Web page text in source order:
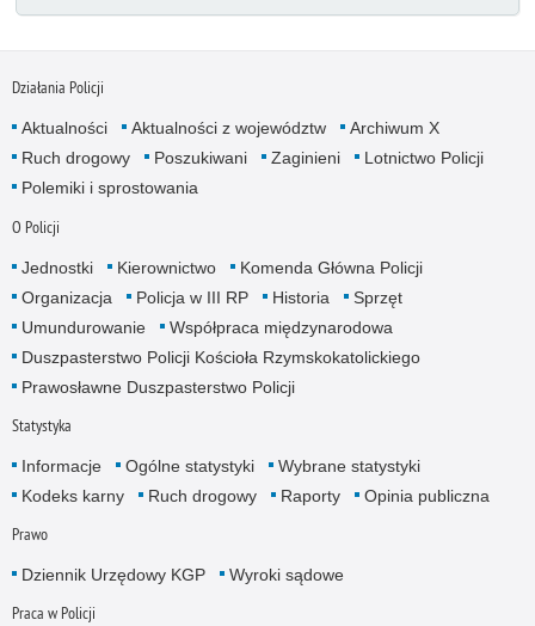
Działania Policji
Aktualności Aktualności z województw
Archiwum X
Ruch drogowy
Poszukiwani Zaginieni
Lotnictwo Policji
Polemiki i sprostowania
O Policji
Jednostki Kierownictwo
Komenda Główna Policji
Organizacja
Policja w III RP Historia
Sprzęt
Umundurowanie
Współpraca międzynarodowa
Duszpasterstwo Policji Kościoła Rzymskokatolickiego
Prawosławne Duszpasterstwo Policji
Statystyka
Informacje Ogólne statystyki
Wybrane statystyki
Kodeks karny
Ruch drogowy Raporty Opinia publiczna
Prawo
Dziennik Urzędowy KGP Wyroki sądowe
Praca w Policji